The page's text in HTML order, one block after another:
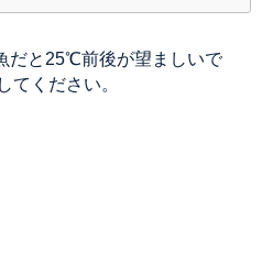
だと25℃前後が望ましいで
てください。